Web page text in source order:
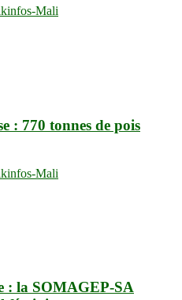
Mali
: 770 tonnes de pois
Mali
: la SOMAGEP-SA